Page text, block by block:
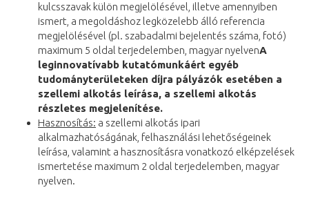
kulcsszavak külön megjelölésével, illetve amennyiben
ismert, a megoldáshoz legközelebb álló referencia
megjelölésével (pl. szabadalmi bejelentés száma, fotó)
maximum 5 oldal terjedelemben, magyar nyelvenA
leginnovatívabb kutatómunkáért egyéb
tudományterületeken díjra pályázók esetében a
szellemi alkotás leírása, a szellemi alkotás
részletes megjelenítése.
Hasznosítás: a szellemi alkotás ipari
alkalmazhatóságának, felhasználási lehetőségeinek
leírása, valamint a hasznosításra vonatkozó elképzelések
ismertetése maximum 2 oldal terjedelemben, magyar
nyelven.